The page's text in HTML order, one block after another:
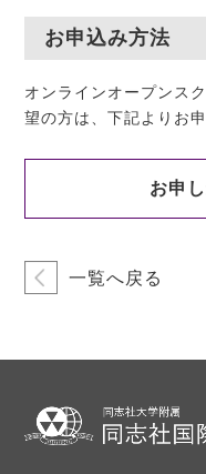
お申込み方法
オンラインオープンス
望の方は、下記よりお
お申
一覧へ戻る